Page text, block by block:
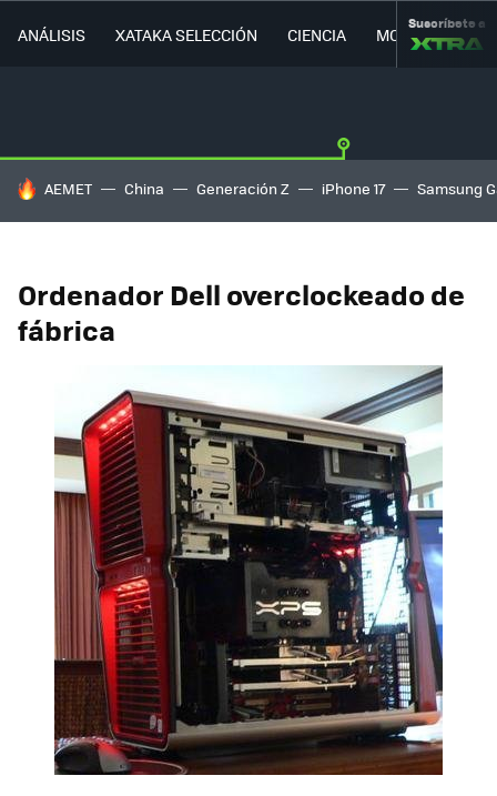
ANÁLISIS XATAKA SELECCIÓN CIENCIA MOVILIDAD
Suscríbete a
HOY SE HABLA DE
AEMET China Generación Z iPhone 17 Samsung
Ordenador Dell overclockeado de
fábrica